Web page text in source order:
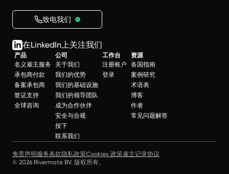
致电我们
在LinkedIn上关注我们
产品
名义雇主服务
承包商付款
备案承包商
签证支持
全球咨询
公司
关于我们
我们的优势
我们的基础设施
我们的领导团队
成为合作伙伴
安全与合规
按下
联系我们
工作台
注册账户
登录
资源
各国指南
案例研究
术语表
博客
作者
常见问题解答
免责声明服务条款隐私政策Cookies 政策雇主记录协议
© 2026 Rivermate BV. 版权所有。